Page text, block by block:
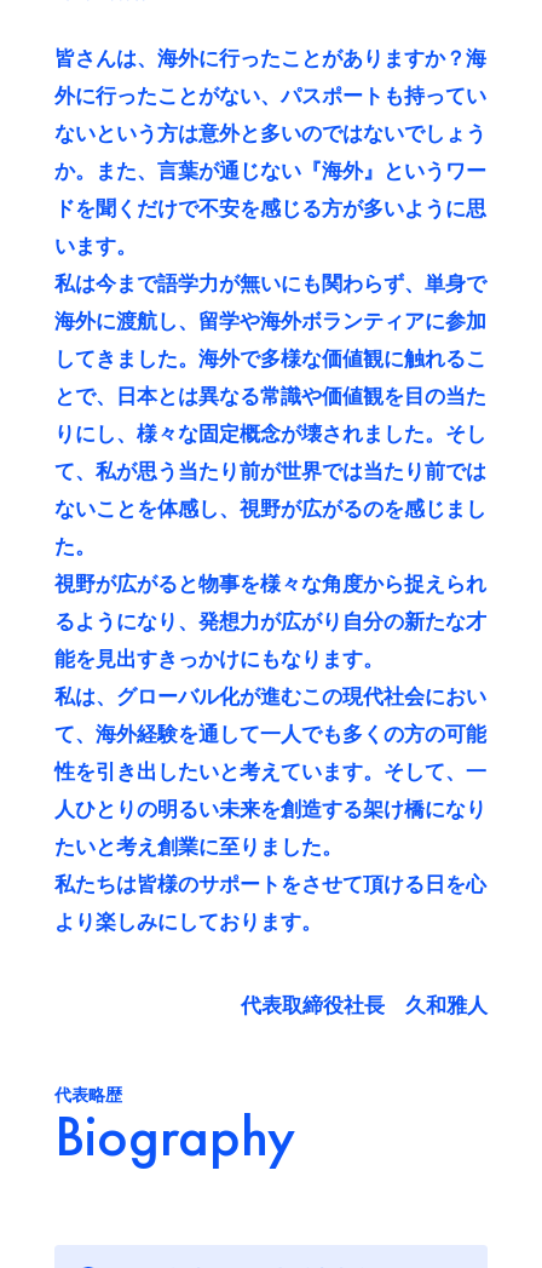
皆さんは、海外に行ったことがありますか？海
外に行ったことがない、パスポートも持ってい
ないという方は意外と多いのではないでしょう
か。また、言葉が通じない『海外』というワー
ドを聞くだけで不安を感じる方が多いように思
います。
私は今まで語学力が無いにも関わらず、単身で
海外に渡航し、留学や海外ボランティアに参加
してきました。海外で多様な価値観に触れるこ
とで、日本とは異なる常識や価値観を目の当た
りにし、様々な固定概念が壊されました。そし
て、私が思う当たり前が世界では当たり前では
ないことを体感し、視野が広がるのを感じまし
た。
視野が広がると物事を様々な角度から捉えられ
るようになり、発想力が広がり自分の新たな才
能を見出すきっかけにもなります。
私は、グローバル化が進むこの現代社会におい
て、海外経験を通して一人でも多くの方の可能
性を引き出したいと考えています。そして、一
人ひとりの明るい未来を創造する架け橋になり
たいと考え創業に至りました。
私たちは皆様のサポートをさせて頂ける日を心
より楽しみにしております。
代表取締役社長 久和雅人
代表略歴
Biography